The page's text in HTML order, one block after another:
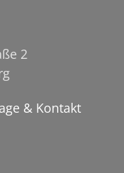
2
& Kontakt